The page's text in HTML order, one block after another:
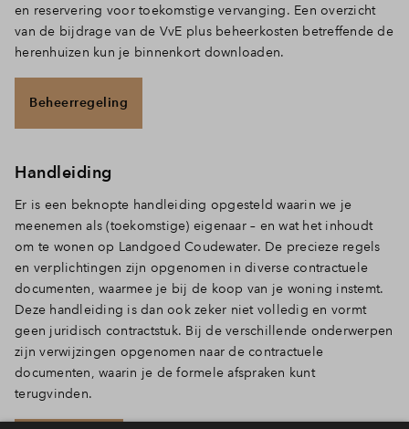
en reservering voor toekomstige vervanging. Een overzicht
van de bijdrage van de VvE plus beheerkosten betreffende de
herenhuizen kun je binnenkort downloaden.
Beheerregeling
Handleiding
Er is een beknopte handleiding opgesteld waarin we je
meenemen als (toekomstige) eigenaar – en wat het inhoudt
om te wonen op Landgoed Coudewater. De precieze regels
en verplichtingen zijn opgenomen in diverse contractuele
documenten, waarmee je bij de koop van je woning instemt.
Deze handleiding is dan ook zeker niet volledig en vormt
geen juridisch contractstuk. Bij de verschillende onderwerpen
zijn verwijzingen opgenomen naar de contractuele
documenten, waarin je de formele afspraken kunt
terugvinden.